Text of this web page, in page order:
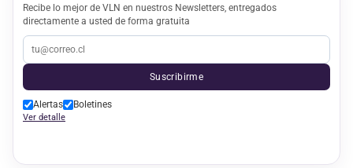
Recibe lo mejor de VLN en nuestros Newsletters, entregados
directamente a usted de forma gratuita
Suscribirme
Alertas Boletines
Ver detalle